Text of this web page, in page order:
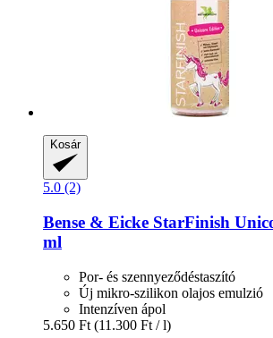
Kosár
5.0 (2)
Bense & Eicke StarFinish
ml
Por- és szennyeződéstaszító
Új mikro-szilikon olajos emulzió
Intenzíven ápol
5.650 Ft (11.300 Ft / l)